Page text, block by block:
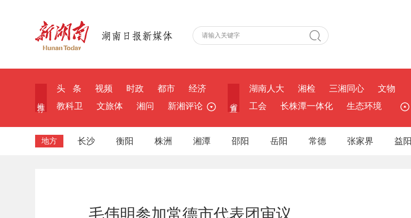
头 条 视频 时政 都市
经济
教科卫
文旅体 湘问 新湘评论
湖南人大 湘检 三湘同心
文物
工会
长株潭一体化 生态环境
地方 长沙 衡阳 株洲 湘潭 邵阳 岳阳 常德 张家界 益阳
毛伟明参加常德市代表团审议